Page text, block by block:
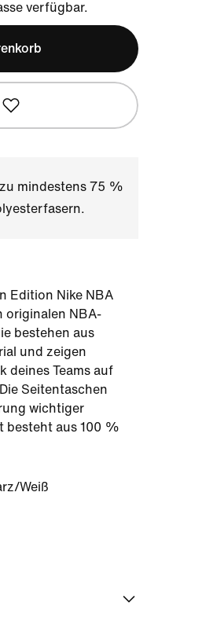
verfügbar.
mindestens 75 %
Edition Nike NBA
originalen NBA-
bestehen aus
und zeigen
deines Teams auf
Seitentaschen
wichtiger
besteht aus 100 %
Weiß